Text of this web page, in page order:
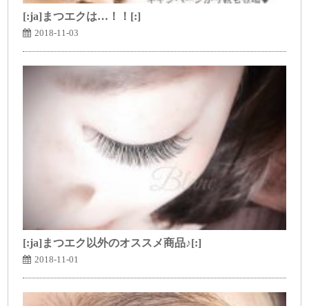
[:ja]まつエクは…！！[:]
2018-11-03
[:ja]まつエク以外のオススメ商品♪[:]
2018-11-01